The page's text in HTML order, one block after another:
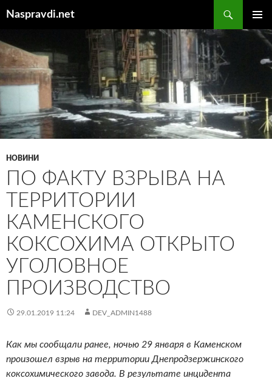
Naspravdi.net
МЕНЮ
НОВИНИ
ПО ФАКТУ ВЗРЫВА НА
ТЕРРИТОРИИ
КАМЕНСКОГО
КОКСОХИМА ОТКРЫТО
УГОЛОВНОЕ
ПРОИЗВОДСТВО
29.01.2019 11:24 DEV_ADMIN1488
Как мы сообщали ранее, ночью 29 января в Каменском
произошел взрыв на территории Днепродзержинского
коксохимического завода. В результате инцидента